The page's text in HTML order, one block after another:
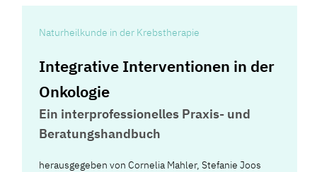
Naturheilkunde in der Krebstherapie
Integrative Interventionen in der
Onkologie
Ein interprofessionelles Praxis- und
Beratungshandbuch
herausgegeben von Cornelia Mahler, Stefanie Joos